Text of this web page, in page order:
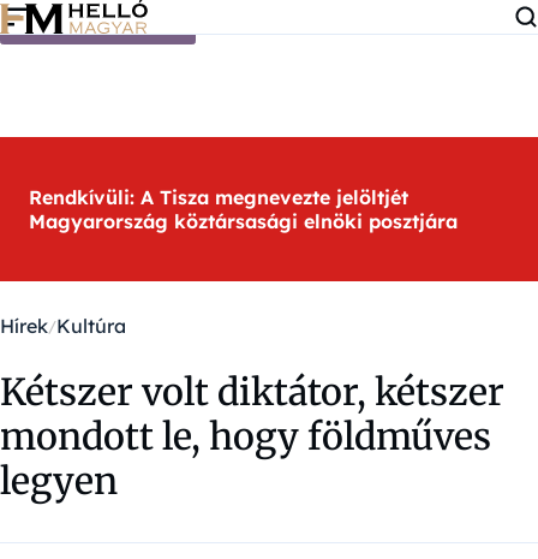
Ugrás a tartalomra
Rendkívüli: A Tisza megnevezte jelöltjét
Magyarország köztársasági elnöki posztjára
Hírek Kultúra
Kétszer volt diktátor, kétszer
mondott le, hogy földműves
legyen